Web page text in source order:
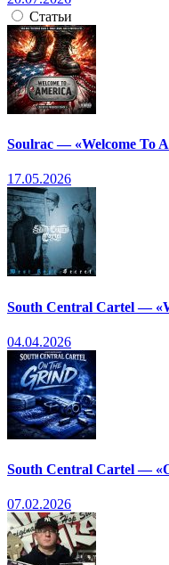
Статьи
Soulrac — «Welcome To
17.05.2026
South Central Cartel —
04.04.2026
South Central Cartel —
07.02.2026